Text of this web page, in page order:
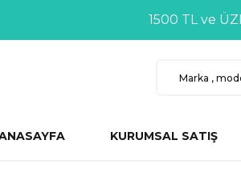
1500 TL ve
KURUMSAL SATIŞ